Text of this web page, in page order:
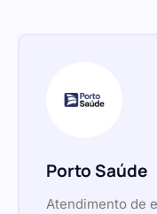
Porto Saúde
Atendimento de